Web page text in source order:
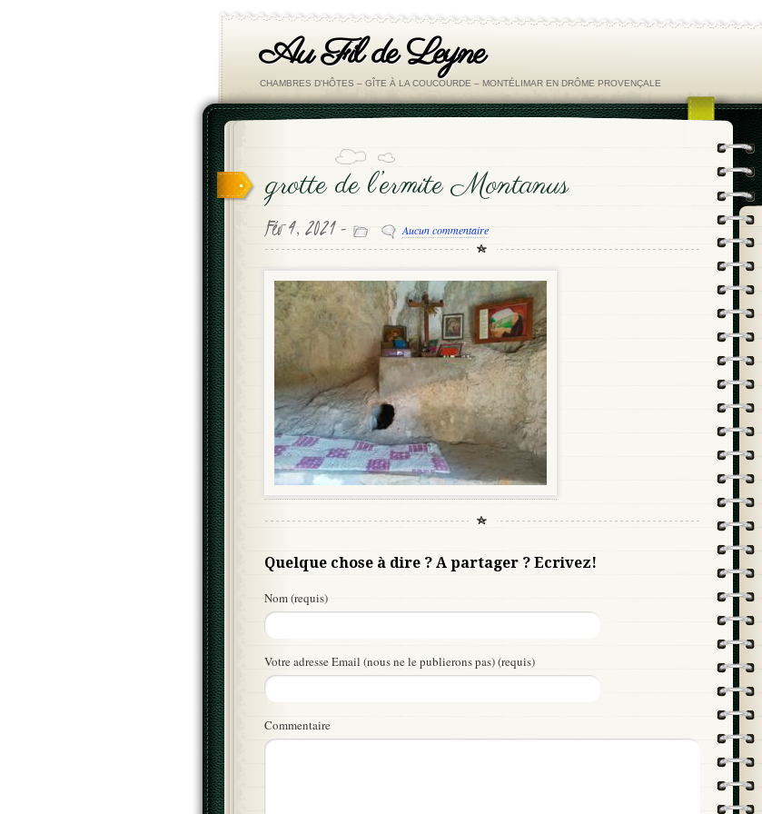
Au Fil de Leyne
CHAMBRES D'HÔTES – GÎTE À LA COUCOURDE – MONTÉLIMAR EN DRÔME PROVENÇALE
grotte de l’ermite Montanus
Fév 4, 2021 - Aucun commentaire
Quelque chose à dire ? A partager ? Ecrivez!
Nom (requis)
Votre adresse Email (nous ne le publierons pas) (requis)
Commentaire